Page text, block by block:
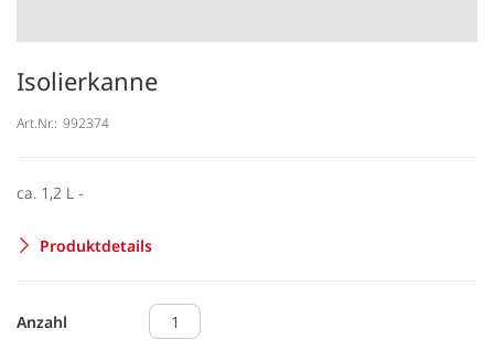
Isolierkanne
Art.Nr.: 992374
ca. 1,2 L -
Produktdetails
Anzahl